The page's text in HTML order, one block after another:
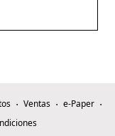
Ventas
e-Paper